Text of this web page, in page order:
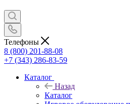
Телефоны
8 (800) 201-88-08
+7 (343) 286-83-59
Каталог
Назад
Каталог